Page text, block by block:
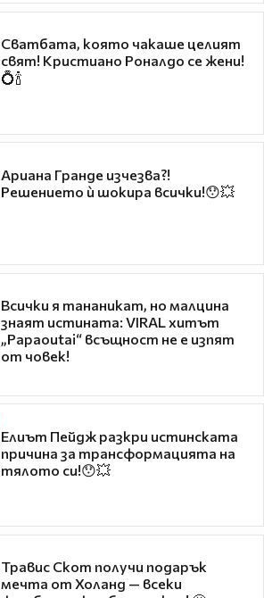
Сватбата, която чакаше целият
свят! Кристиано Роналдо се жени!
💍🍾
Ариана Гранде изчезва?!
Решението ѝ шокира всички!😯💥
Всички я тананикат, но малцина
знаят истината: VIRAL хитът
„Papaoutai“ всъщност не е изпят
от човек!
Елиът Пейдж разкри истинската
причина за трансформацията на
тялото си!😯💥
Травис Скот получи подарък
мечта от Холанд — всеки